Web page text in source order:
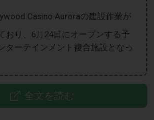
Casino Auroraの建設作業が
おり、6月24日にオープンする予
ターテインメント複合施設となっ
全文を読む